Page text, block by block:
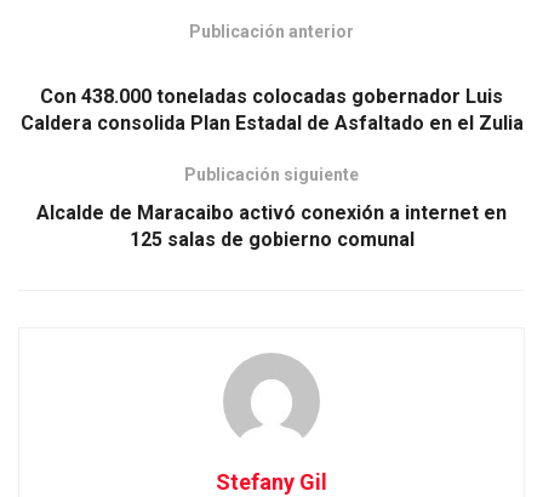
Publicación anterior
Con 438.000 toneladas colocadas gobernador Luis
Caldera consolida Plan Estadal de Asfaltado en el Zulia
Publicación siguiente
Alcalde de Maracaibo activó conexión a internet en
125 salas de gobierno comunal
Stefany Gil